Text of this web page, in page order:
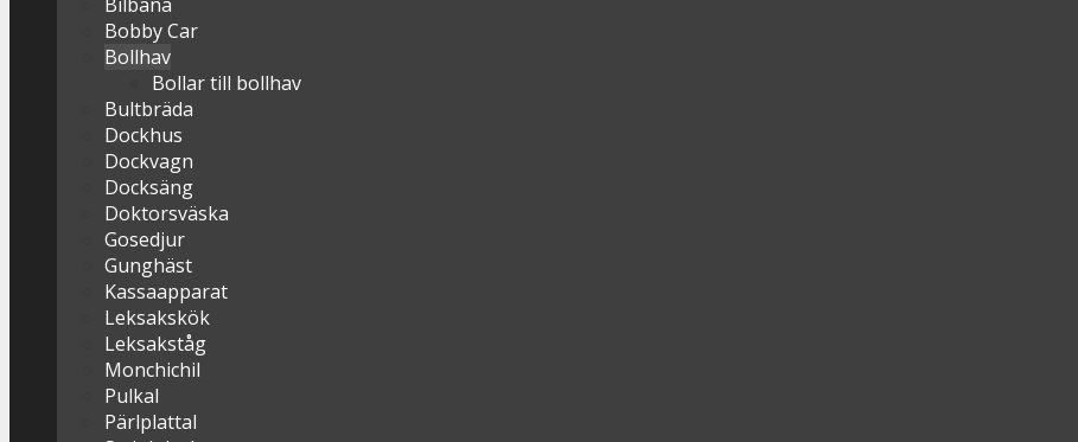
Bobby Car
Bollhav
Bollar till bollhav
Bultbräda
Dockhus
Dockvagn
Docksäng
Doktorsväska
Gosedjur
Gunghäst
Kassaapparat
Leksakskök
Leksakståg
Monchichil
Pulkal
Pärlplattal